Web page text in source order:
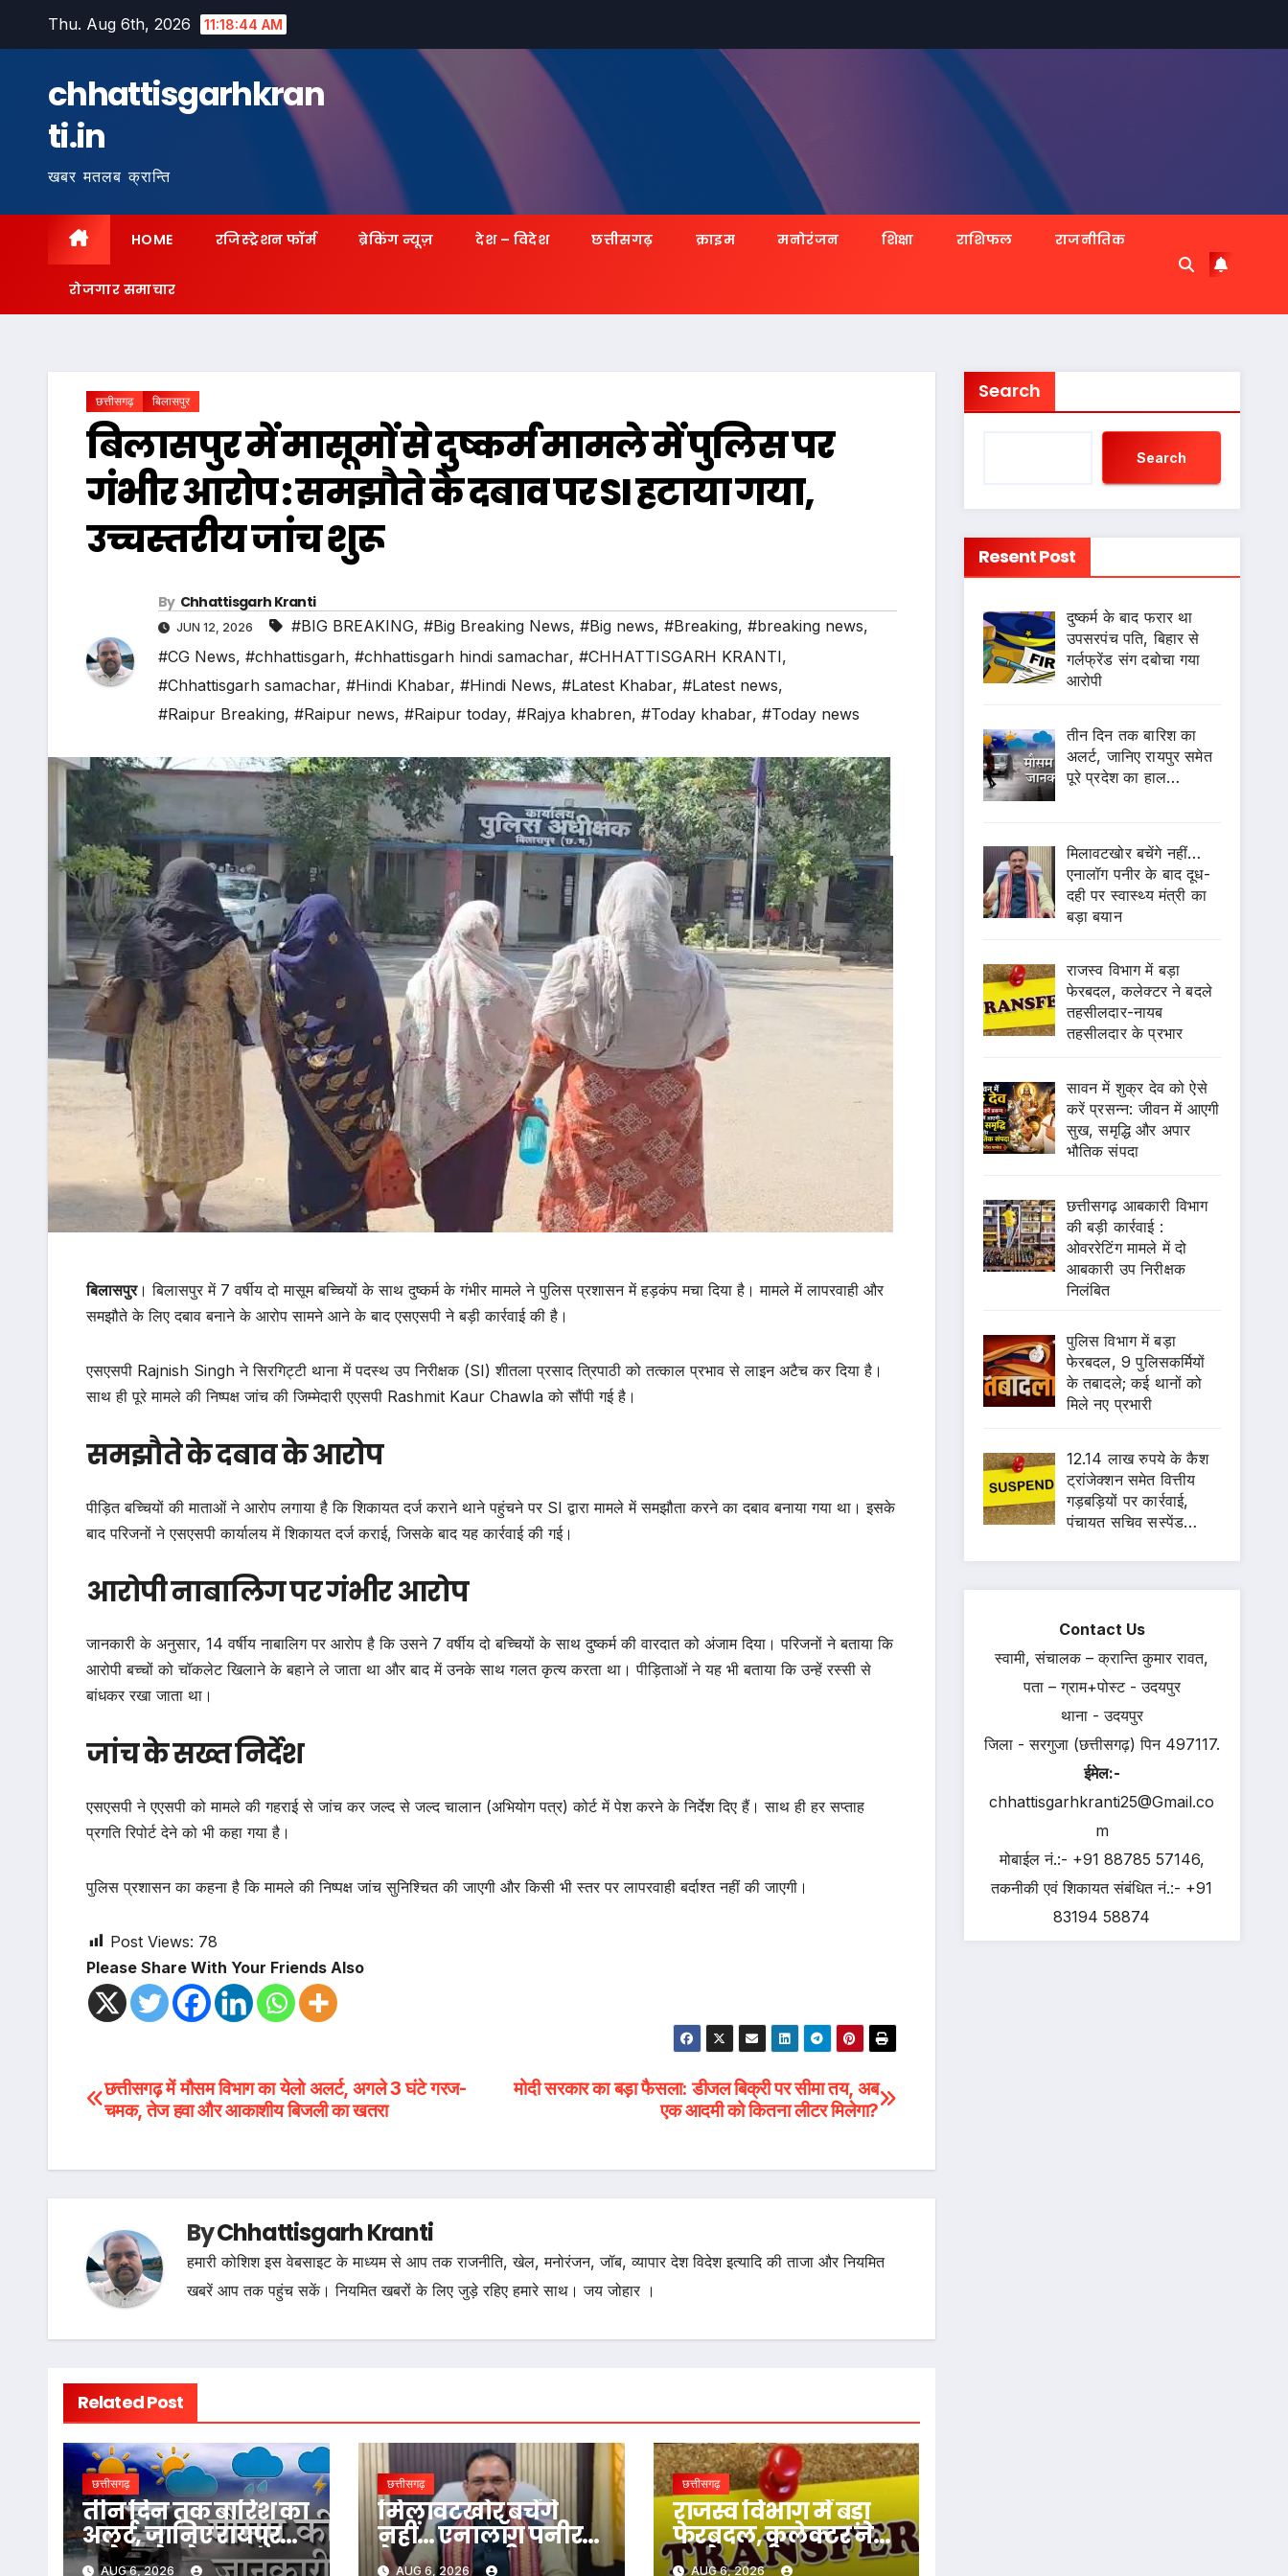
Thu. Aug 6th, 2026 11:18:45 AM
chhattisgarhkran
ti.in
खबर मतलब क्रान्ति
HOME रजिस्ट्रेशन फॉर्म ब्रेकिंग न्यूज़ देश – विदेश छत्तीसगढ़ क्राइम मनोरंजन शिक्षा राशिफल राजनीतिक
रोजगार समाचार
छत्तीसगढ़ बिलासपुर
बिलासपुर में मासूमों से दुष्कर्म मामले में पुलिस पर
गंभीर आरोप : समझौते के दबाव पर SI हटाया गया,
उच्चस्तरीय जांच शुरू
By Chhattisgarh Kranti
JUN 12, 2026 #BIG BREAKING, #Big Breaking News, #Big news, #Breaking, #breaking news,
#CG News, #chhattisgarh, #chhattisgarh hindi samachar, #CHHATTISGARH KRANTI,
#Chhattisgarh samachar, #Hindi Khabar, #Hindi News, #Latest Khabar, #Latest news,
#Raipur Breaking, #Raipur news, #Raipur today, #Rajya khabren, #Today khabar, #Today news
बिलासपुर। बिलासपुर में 7 वर्षीय दो मासूम बच्चियों के साथ दुष्कर्म के गंभीर मामले ने पुलिस प्रशासन में हड़कंप मचा दिया है। मामले में लापरवाही और
समझौते के लिए दबाव बनाने के आरोप सामने आने के बाद एसएसपी ने बड़ी कार्रवाई की है।
एसएसपी Rajnish Singh ने सिरगिट्टी थाना में पदस्थ उप निरीक्षक (SI) शीतला प्रसाद त्रिपाठी को तत्काल प्रभाव से लाइन अटैच कर दिया है।
साथ ही पूरे मामले की निष्पक्ष जांच की जिम्मेदारी एएसपी Rashmit Kaur Chawla को सौंपी गई है।
समझौते के दबाव के आरोप
पीड़ित बच्चियों की माताओं ने आरोप लगाया है कि शिकायत दर्ज कराने थाने पहुंचने पर SI द्वारा मामले में समझौता करने का दबाव बनाया गया था। इसके
बाद परिजनों ने एसएसपी कार्यालय में शिकायत दर्ज कराई, जिसके बाद यह कार्रवाई की गई।
आरोपी नाबालिग पर गंभीर आरोप
जानकारी के अनुसार, 14 वर्षीय नाबालिग पर आरोप है कि उसने 7 वर्षीय दो बच्चियों के साथ दुष्कर्म की वारदात को अंजाम दिया। परिजनों ने बताया कि
आरोपी बच्चों को चॉकलेट खिलाने के बहाने ले जाता था और बाद में उनके साथ गलत कृत्य करता था। पीड़िताओं ने यह भी बताया कि उन्हें रस्सी से
बांधकर रखा जाता था।
जांच के सख्त निर्देश
एसएसपी ने एएसपी को मामले की गहराई से जांच कर जल्द से जल्द चालान (अभियोग पत्र) कोर्ट में पेश करने के निर्देश दिए हैं। साथ ही हर सप्ताह
प्रगति रिपोर्ट देने को भी कहा गया है।
पुलिस प्रशासन का कहना है कि मामले की निष्पक्ष जांच सुनिश्चित की जाएगी और किसी भी स्तर पर लापरवाही बर्दाश्त नहीं की जाएगी।
Post Views: 78
Please Share With Your Friends Also
Post
navigation
मोदी सरकार का बड़ा फैसला: डीजल बिक्री पर सीमा तय, अब
एक आदमी को कितना लीटर मिलेगा?
छत्तीसगढ़ में मौसम विभाग का येलो अलर्ट, अगले 3 घंटे गरज-
चमक, तेज हवा और आकाशीय बिजली का खतरा
ByChhattisgarh Kranti
हमारी कोशिश इस वेबसाइट के माध्यम से आप तक राजनीति, खेल, मनोरंजन, जॉब, व्यापार देश विदेश इत्यादि की ताजा और नियमित
खबरें आप तक पहुंच सकें। नियमित खबरों के लिए जुड़े रहिए हमारे साथ। जय जोहार ।
Related Post
छत्तीसगढ़
तीन दिन तक बारिश का
अलर्ट, जानिए रायपुर
समेत पूरे प्रदेश का
AUG 6, 2026
छत्तीसगढ़
मिलावटखोर बचेंगे
नहीं… एनालॉग पनीर
के बाद दूध-दही पर
AUG 6, 2026
छत्तीसगढ़
राजस्व विभाग में बड़ा
फेरबदल, कलेक्टर ने
बदले तहसीलदार-
AUG 6, 2026
Search
Search
Resent Post
दुष्कर्म के बाद फरार था
उपसरपंच पति, बिहार से
गर्लफ्रेंड संग दबोचा गया
आरोपी
तीन दिन तक बारिश का
अलर्ट, जानिए रायपुर समेत
पूरे प्रदेश का हाल…
मिलावटखोर बचेंगे नहीं…
एनालॉग पनीर के बाद दूध-
दही पर स्वास्थ्य मंत्री का
बड़ा बयान
राजस्व विभाग में बड़ा
फेरबदल, कलेक्टर ने बदले
तहसीलदार-नायब
तहसीलदार के प्रभार
सावन में शुक्र देव को ऐसे
करें प्रसन्न: जीवन में आएगी
सुख, समृद्धि और अपार
भौतिक संपदा
छत्तीसगढ़ आबकारी विभाग
की बड़ी कार्रवाई :
ओवररेटिंग मामले में दो
आबकारी उप निरीक्षक
निलंबित
पुलिस विभाग में बड़ा
फेरबदल, 9 पुलिसकर्मियों
के तबादले; कई थानों को
मिले नए प्रभारी
12.14 लाख रुपये के कैश
ट्रांजेक्शन समेत वित्तीय
गड़बड़ियों पर कार्रवाई,
पंचायत सचिव सस्पेंड…
Contact Us
स्वामी, संचालक – क्रान्ति कुमार रावत,
पता – ग्राम+पोस्ट - उदयपुर
थाना - उदयपुर
जिला - सरगुजा (छत्तीसगढ़) पिन 497117.
ईमेल:-
chhattisgarhkranti25@Gmail.co
m
मोबाईल नं.:- +91 88785 57146,
तकनीकी एवं शिकायत संबंधित नं.:- +91
83194 58874